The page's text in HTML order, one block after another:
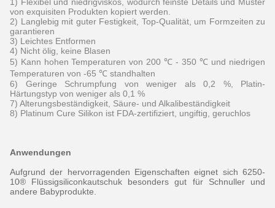
von exquisiten Produkten kopiert werden.
2) Langlebig mit guter Festigkeit, Top-Qualität, um Formzeiten zu
garantieren
3) Leichtes Entformen
4) Nicht ölig, keine Blasen
5) Kann hohen Temperaturen von 200 ℃ - 350 ℃ und niedrigen
Temperaturen von -65 ℃ standhalten
6) Geringe Schrumpfung von weniger als 0,2 %, Platin-
Härtungstyp von weniger als 0,1 %
7) Alterungsbeständigkeit, Säure- und Alkalibeständigkeit
8) Platinum Cure Silikon ist FDA-zertifiziert, ungiftig, geruchlos
Anwendungen
Aufgrund der hervorragenden Eigenschaften eignet sich 6250-
10® Flüssigsiliconkautschuk besonders gut für Schnuller und
andere Babyprodukte.